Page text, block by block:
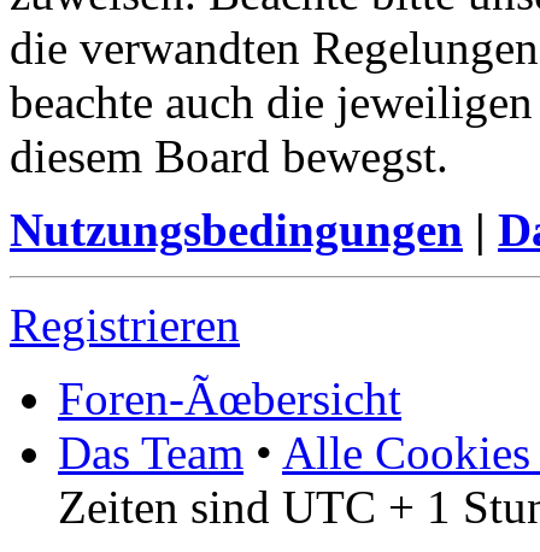
die verwandten
beachte auch die
diesem Board bewegst.
Nutzungsbedingungen |
Registrieren
Foren-Ãœbersicht
Das Team • Alle Cookies
Zeiten sind UTC + 1